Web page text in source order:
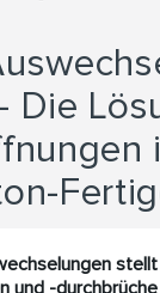
Die
stellt
und -